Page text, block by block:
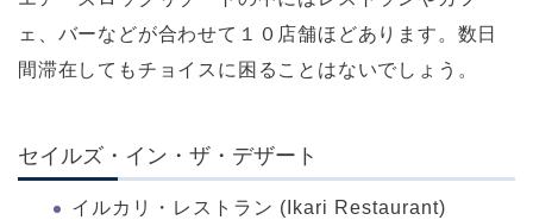
ェ、バーなどが合わせて１０店舗ほどあります。数日
間滞在してもチョイスに困ることはないでしょう。
セイルズ・イン・ザ・デザート
イルカリ・レストラン (Ikari Restaurant)